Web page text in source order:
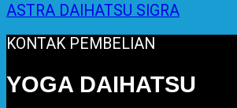
ASTRA DAIHATSU SIGRA
KONTAK PEMBELIAN
YOGA DAIHATSU